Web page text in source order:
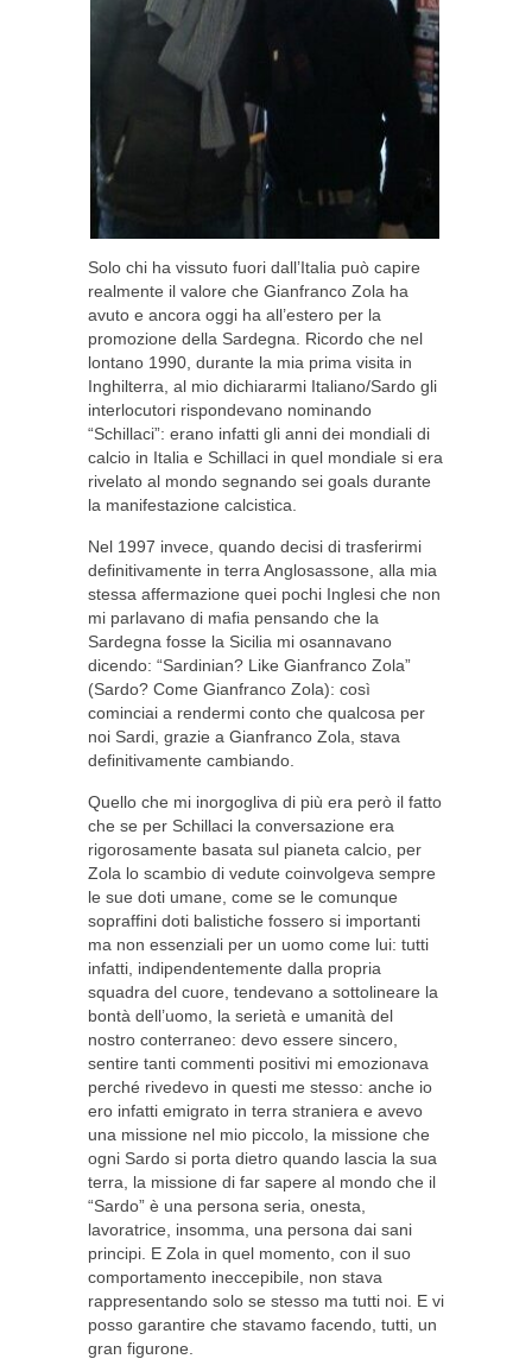
Solo chi ha vissuto fuori dall’Italia può capire
realmente il valore che Gianfranco Zola ha
avuto e ancora oggi ha all’estero per la
promozione della Sardegna. Ricordo che nel
lontano 1990, durante la mia prima visita in
Inghilterra, al mio dichiararmi Italiano/Sardo gli
interlocutori rispondevano nominando
“Schillaci”: erano infatti gli anni dei mondiali di
calcio in Italia e Schillaci in quel mondiale si era
rivelato al mondo segnando sei goals durante
la manifestazione calcistica.
Nel 1997 invece, quando decisi di trasferirmi
definitivamente in terra Anglosassone, alla mia
stessa affermazione quei pochi Inglesi che non
mi parlavano di mafia pensando che la
Sardegna fosse la Sicilia mi osannavano
dicendo: “Sardinian? Like Gianfranco Zola”
(Sardo? Come Gianfranco Zola): così
cominciai a rendermi conto che qualcosa per
noi Sardi, grazie a Gianfranco Zola, stava
definitivamente cambiando.
Quello che mi inorgogliva di più era però il fatto
che se per Schillaci la conversazione era
rigorosamente basata sul pianeta calcio, per
Zola lo scambio di vedute coinvolgeva sempre
le sue doti umane, come se le comunque
sopraffini doti balistiche fossero si importanti
ma non essenziali per un uomo come lui: tutti
infatti, indipendentemente dalla propria
squadra del cuore, tendevano a sottolineare la
bontà dell’uomo, la serietà e umanità del
nostro conterraneo: devo essere sincero,
sentire tanti commenti positivi mi emozionava
perché rivedevo in questi me stesso: anche io
ero infatti emigrato in terra straniera e avevo
una missione nel mio piccolo, la missione che
ogni Sardo si porta dietro quando lascia la sua
terra, la missione di far sapere al mondo che il
“Sardo” è una persona seria, onesta,
lavoratrice, insomma, una persona dai sani
principi. E Zola in quel momento, con il suo
comportamento ineccepibile, non stava
rappresentando solo se stesso ma tutti noi. E vi
posso garantire che stavamo facendo, tutti, un
gran figurone.